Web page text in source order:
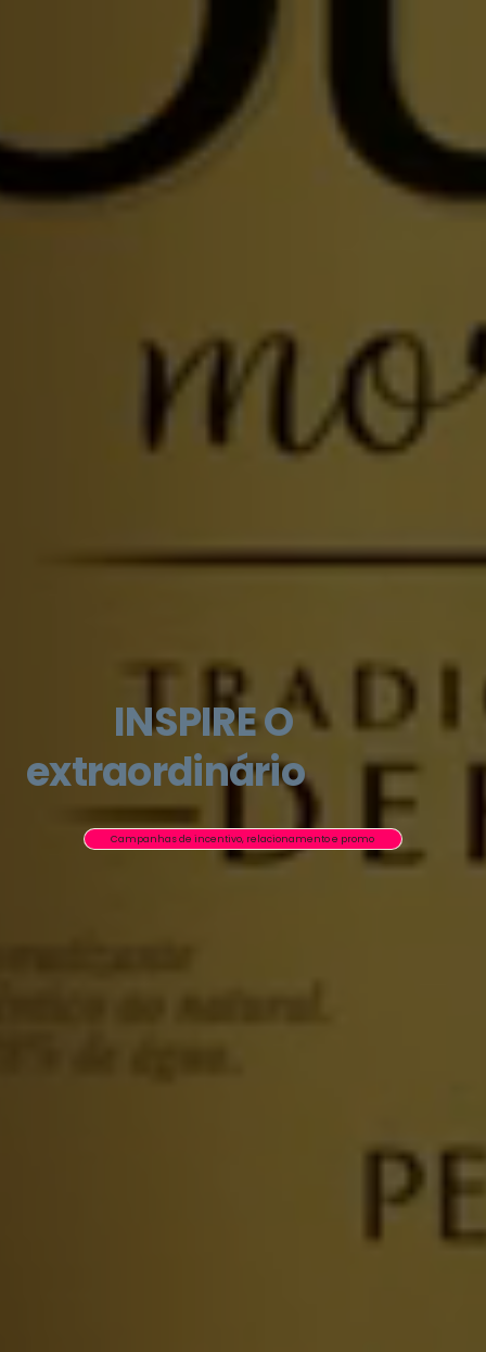
extraordinário
INSPIRE O
Campanhas de incentivo, relacionamento e promo